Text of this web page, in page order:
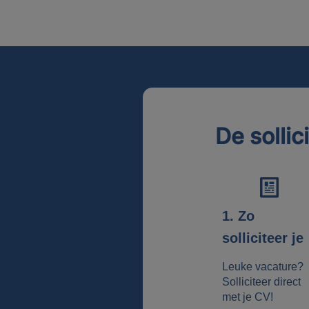
De
1. Zo
solliciteer je
Leuke vacature?
Solliciteer direct
met je CV!